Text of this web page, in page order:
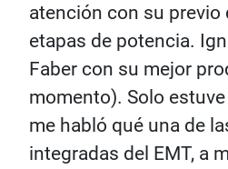
atención con su previo
etapas de potencia.
Faber con su mejor
momento). Solo
me habló qué una de
integradas del EMT, a